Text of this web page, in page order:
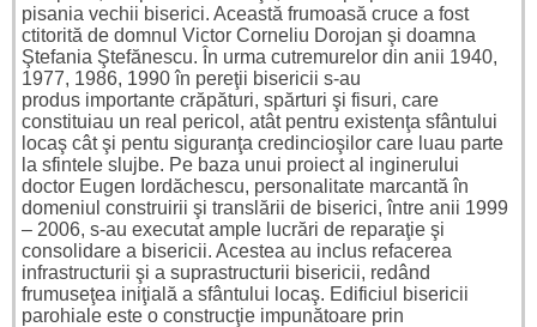
pisania vechii biserici. Această frumoasă cruce a fost
ctitorită de domnul Victor Corneliu Dorojan şi doamna
Ştefania Ştefănescu. În urma cutremurelor din anii 1940,
1977, 1986, 1990 în pereţii bisericii s-au
produs importante crăpături, spărturi şi fisuri, care
constituiau un real pericol, atât pentru existenţa sfântului
locaş cât şi pentu siguranţa credincioşilor care luau parte
la sfintele slujbe. Pe baza unui proiect al inginerului
doctor Eugen Iordăchescu, personalitate marcantă în
domeniul construirii şi translării de biserici, între anii 1999
– 2006, s-au executat ample lucrări de reparaţie şi
consolidare a bisericii. Acestea au inclus refacerea
infrastructurii şi a suprastructurii bisericii, redând
frumuseţea iniţială a sfântului locaş. Edificiul bisericii
parohiale este o construcţie impunătoare prin